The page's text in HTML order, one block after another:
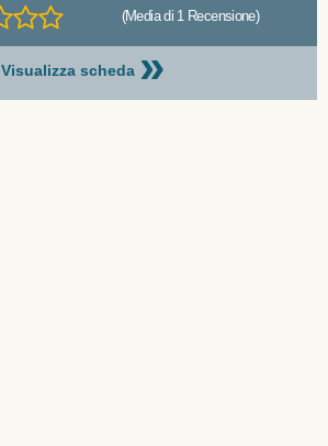
(Media di 1 Recensione)
Visualizza scheda »